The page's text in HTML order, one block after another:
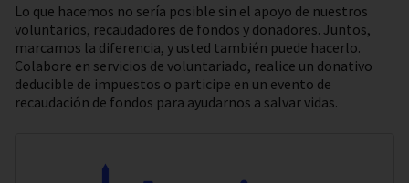
Lo que hacemos no sería posible sin el apoyo de nuestros
voluntarios, recaudadores de fondos y donadores. Juntos,
marcamos la diferencia, y usted también puede hacerlo.
Colabore en servicios de voluntariado, realice un donativo
deducible de impuestos o participe en un evento de
recaudación de fondos para ayudarnos a salvar vidas.